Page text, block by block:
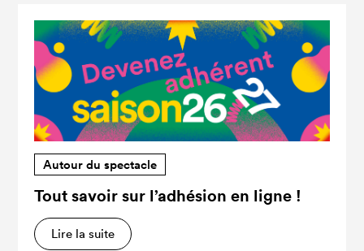
Autour du spectacle
Tout savoir sur l’adhésion en ligne !
Lire la suite